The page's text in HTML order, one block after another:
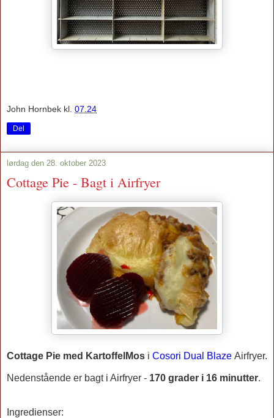
John Hornbek kl. 07.24
Del
lørdag den 28. oktober 2023
Cottage Pie - Bagt i Airfryer
Cottage Pie med KartoffelMos i Cosori Dual Blaze Airfryer.
Nedenstående er bagt i Airfryer - 170 grader i 16 minutter.
Ingredienser: